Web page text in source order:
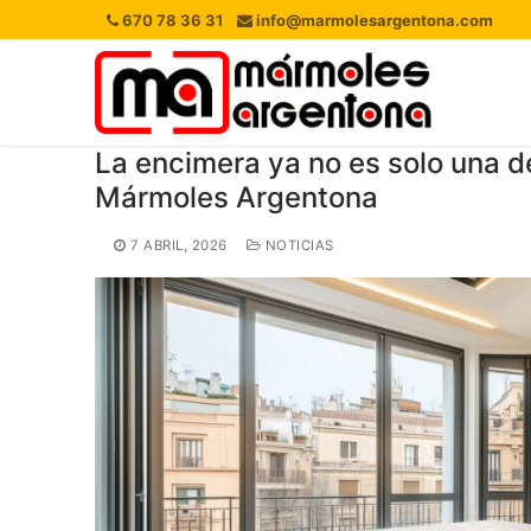
al
670 78 36 31 info@marmolesargentona.com
La encimera ya no es solo una
Mármoles Argentona
7 ABRIL, 2026 NOTICIAS